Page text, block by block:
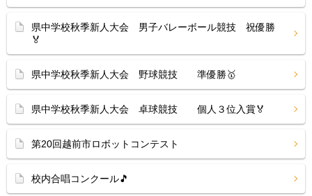
県中学校秋季新人大会 男子バレーボール競技 祝優勝
🏅
県中学校秋季新人大会 野球競技 準優勝🥇
県中学校秋季新人大会 卓球競技 個人３位入賞🏅
第20回越前市ロボットコンテスト
校内合唱コンクール🎵